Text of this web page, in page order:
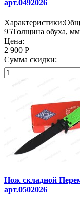
арт.0492026
95Толщина обуха,
Цена:
2 900 Р
Сумма скидки:
Нож складной
арт.0502026